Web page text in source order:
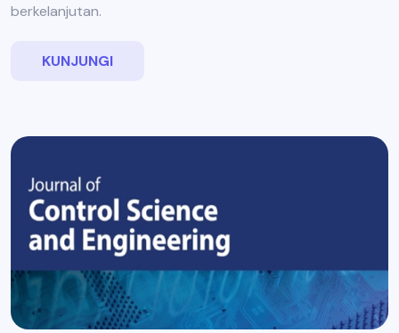
berkelanjutan.
KUNJUNGI